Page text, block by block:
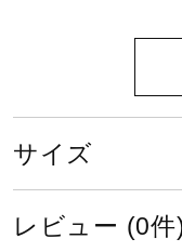
ジュニア
タ
日
サイズ
レビュー (0件